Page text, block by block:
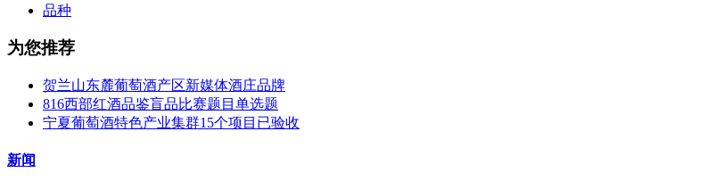
品种
为您推荐
贺兰山东麓葡萄酒产区新媒体酒庄品牌
816西部红酒品鉴盲品比赛题目单选题
宁夏葡萄酒特色产业集群15个项目已验收
新闻